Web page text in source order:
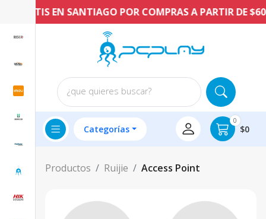
GRATIS EN SANTIAGO POR COMPRAS A PARTIR DE
¿que quieres buscar?
Categorías
0
$0
Productos Ruijie Access Point